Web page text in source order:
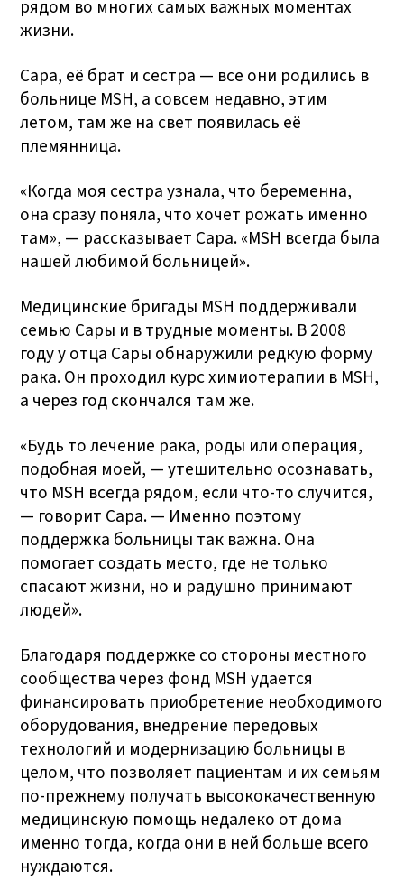
рядом во многих самых важных моментах
жизни.
Сара, её брат и сестра — все они родились в
больнице MSH, а совсем недавно, этим
летом, там же на свет появилась её
племянница.
«Когда моя сестра узнала, что беременна,
она сразу поняла, что хочет рожать именно
там», — рассказывает Сара. «MSH всегда была
нашей любимой больницей».
Медицинские бригады MSH поддерживали
семью Сары и в трудные моменты. В 2008
году у отца Сары обнаружили редкую форму
рака. Он проходил курс химиотерапии в MSH,
а через год скончался там же.
«Будь то лечение рака, роды или операция,
подобная моей, — утешительно осознавать,
что MSH всегда рядом, если что-то случится,
— говорит Сара. — Именно поэтому
поддержка больницы так важна. Она
помогает создать место, где не только
спасают жизни, но и радушно принимают
людей».
Благодаря поддержке со стороны местного
сообщества через фонд MSH удается
финансировать приобретение необходимого
оборудования, внедрение передовых
технологий и модернизацию больницы в
целом, что позволяет пациентам и их семьям
по-прежнему получать высококачественную
медицинскую помощь недалеко от дома
именно тогда, когда они в ней больше всего
нуждаются.